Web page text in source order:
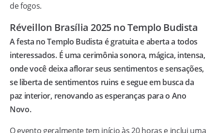
de fogos.
Réveillon Brasília 2025 no Templo Budista
A festa no Templo Budista é gratuita e aberta a todos
interessados. É uma cerimônia sonora, mágica, intensa,
onde você deixa aflorar seus sentimentos e sensações,
se liberta de sentimentos ruins e segue em busca da
paz interior, renovando as esperanças para o Ano
Novo.
O evento geralmente tem início às 20 horas e inclui uma